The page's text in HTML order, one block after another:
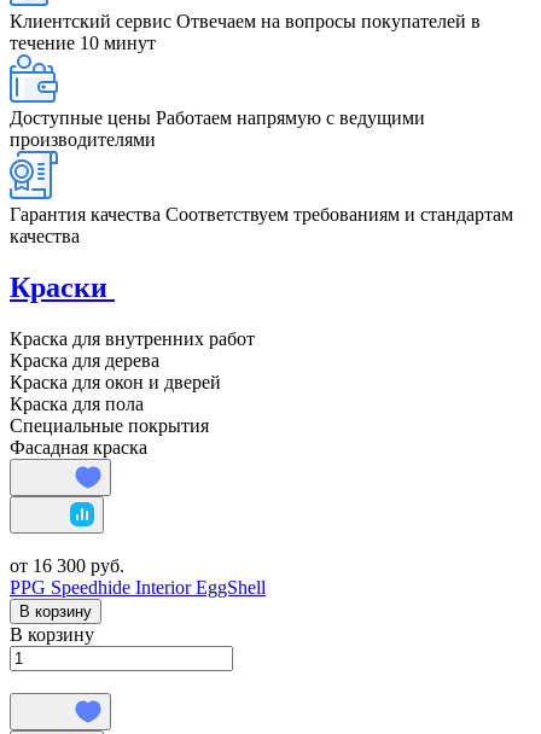
Клиентский сервис Отвечаем на вопросы покупателей в
течение 10 минут
Доступные цены Работаем напрямую с ведущими
производителями
Гарантия качества Соответствуем требованиям и стандартам
качества
Краски
Краска для внутренних работ
Краска для дерева
Краска для окон и дверей
Краска для пола
Специальные покрытия
Фасадная краска
от 16 300 руб.
PPG Speedhide Interior EggShell
В корзину
В корзину